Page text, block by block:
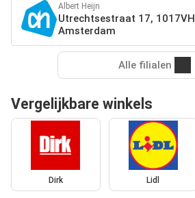
Albert Heijn
Utrechtsestraat 17, 1017VH
Amsterdam
Alle filialen
Vergelijkbare winkels
Dirk Lidl